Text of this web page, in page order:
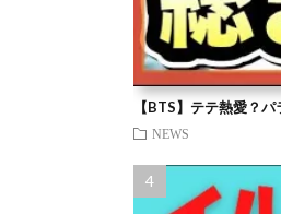
【BTS】テテ熱愛？
NEWS